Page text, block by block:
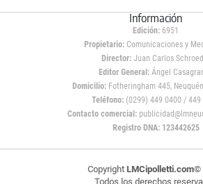
Información
Edición: 6951
Propietario:Comunicaciones y
Director: Juan Carlos
Editor General:Ángel
Domicilio:Fotheringham 445,
Teléfono: (0299) 449 0400 / 449
Contacto comercial:
Registro DNA: 123442625
Copyright LMCipolletti.com©
Todos los derechos